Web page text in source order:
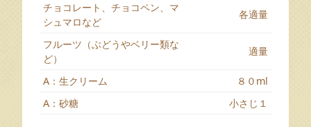
チョコレート、チョコペン、マ
シュマロなど
各適量
フルーツ（ぶどうやベリー類な
ど）
適量
A：生クリーム
８０ml
A：砂糖
小さじ１